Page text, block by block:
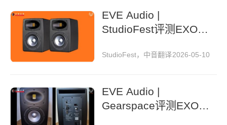
EVE Audio |
StudioFest评测EXO
StudioFest，中音翻译2026-05-10
EVE Audio |
Gearspace评测EXO